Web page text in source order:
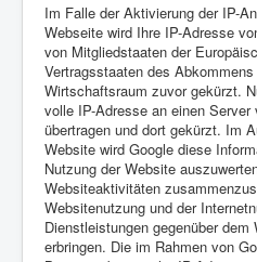
Im Falle der Aktivierung der IP-
Webseite wird Ihre IP-Adresse
von Mitgliedstaaten der
Vertragsstaaten des
Wirtschaftsraum zuvor gekürzt.
volle IP-Adresse an einen
übertragen und dort gekürzt. Im
Website wird Google diese
Nutzung der Website
Websiteaktivitäten
Websitenutzung und der
Dienstleistungen gegenüber dem
erbringen. Die im Rahmen von